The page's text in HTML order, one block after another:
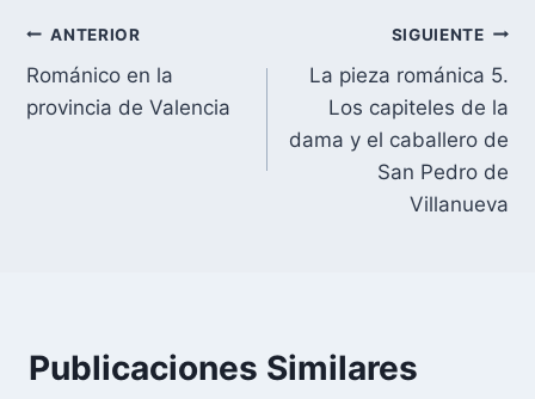
Navegación
de
ANTERIOR
Románico en la
provincia de Valencia
SIGUIENTE
La pieza románica 5.
Los capiteles de la
dama y el caballero de
San Pedro de
Villanueva
Publicaciones Similares